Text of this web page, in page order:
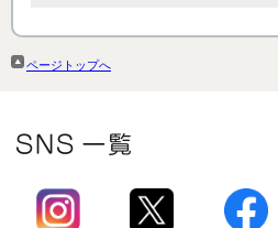
ページトップへ